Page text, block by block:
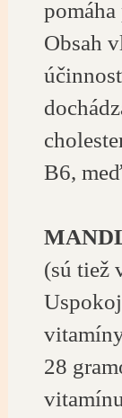
Obsah
B6,
(sú tiež
28